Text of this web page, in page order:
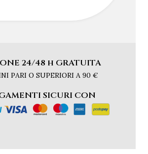
24/48 h GRATUITA
PARI O SUPERIORI A 90 €
SICURI CON